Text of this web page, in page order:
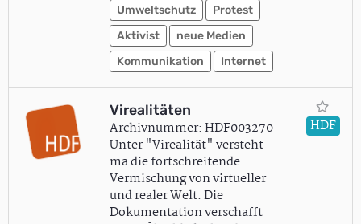
Umweltschutz
Protest
Aktivist
neue Medien
Kommunikation
Internet
Virealitäten
Archivnummer: HDF003270
Unter "Virealität" versteht
ma die fortschreitende
Vermischung von virtueller
und realer Welt. Die
Dokumentation verschafft
HDF